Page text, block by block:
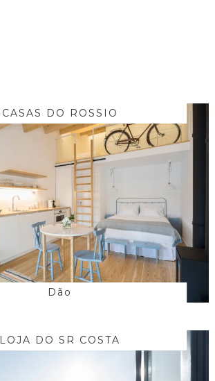
CASAS DO ROSSIO
Dão
LOJA DO SR COSTA